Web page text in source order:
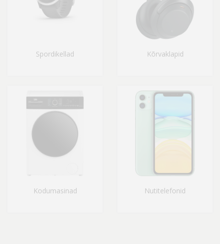
Spordikellad Kõrvaklapid
Kodumasinad Nutitelefonid